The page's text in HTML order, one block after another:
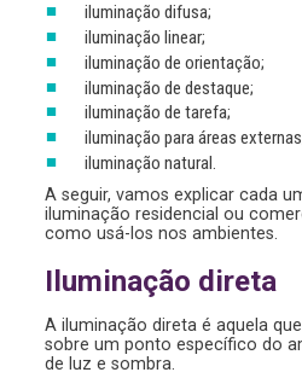
iluminação difusa;
iluminação linear;
iluminação de orientação;
iluminação de destaque;
iluminação de tarefa;
iluminação para áreas
iluminação natural.
A seguir, vamos explicar cada
iluminação residencial ou
como usá-los nos ambientes.
Iluminação direta
A iluminação direta é aquela
sobre um ponto específico do
de luz e sombra.